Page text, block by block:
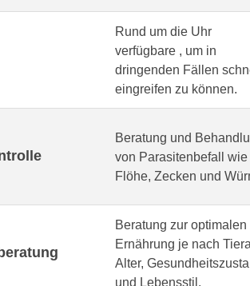
Rund um die Uhr
verfügbare , um in
dringenden Fällen
eingreifen zu können.
Beratung und
von Parasitenbefall wie
Flöhe, Zecken und
Beratung zur optimalen
Ernährung je nach
Alter,
und Lebensstil.